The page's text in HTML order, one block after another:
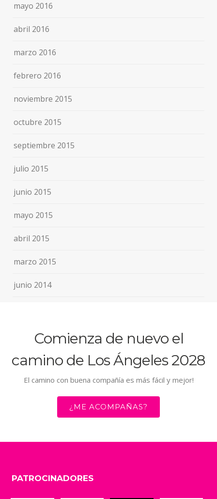
mayo 2016
abril 2016
marzo 2016
febrero 2016
noviembre 2015
octubre 2015
septiembre 2015
julio 2015
junio 2015
mayo 2015
abril 2015
marzo 2015
junio 2014
Comienza de nuevo el
camino de Los Ángeles 2028
El camino con buena compañía es más fácil y mejor!
¿ME ACOMPAÑAS?
PATROCINADORES